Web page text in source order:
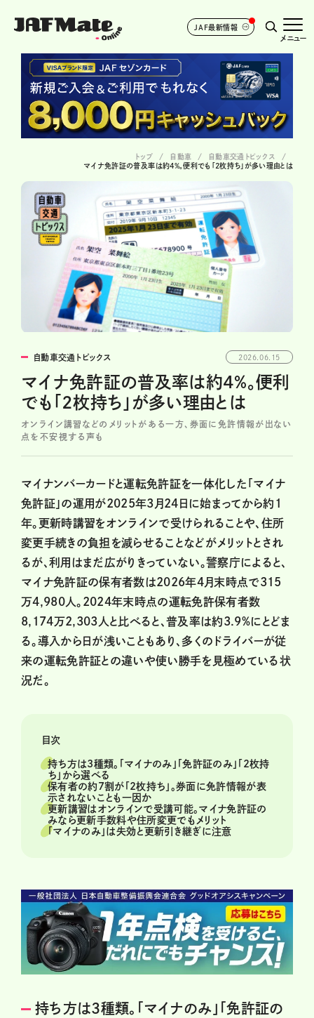
JAF最新情報
メニュー
トップ 自動車
自動車交通トピックス
マイナ免許証の普及率は約4%。便利でも「2枚持ち」が多い理由とは
自動車交通トピックス 2026.06.15
マイナ免許証の普及率は約4%。便利
でも「2枚持ち」が多い理由とは
オンライン講習などのメリットがある一方、券面に免許情報が出ない
点を不安視する声も
マイナンバーカードと運転免許証を一体化した「マイナ
免許証」の運用が2025年3月24日に始まってから約1
年。更新時講習をオンラインで受けられることや、住所
変更手続きの負担を減らせることなどがメリットとされ
るが、利用はまだ広がりきっていない。警察庁によると、
マイナ免許証の保有者数は2026年4月末時点で315
万4,980人。2024年末時点の運転免許保有者数
8,174万2,303人と比べると、普及率は約3.9%にとどま
る。導入から日が浅いこともあり、多くのドライバーが従
来の運転免許証との違いや使い勝手を見極めている状
況だ。
目次
持ち方は3種類。「マイナのみ」「免許証のみ」「2枚持
ち」から選べる
保有者の約7割が「2枚持ち」。券面に免許情報が表
示されないことも一因か
更新講習はオンラインで受講可能。マイナ免許証の
みなら更新手数料や住所変更でもメリット
「マイナのみ」は失効と更新引き継ぎに注意
持ち方は3種類。「マイナのみ」「免許証の